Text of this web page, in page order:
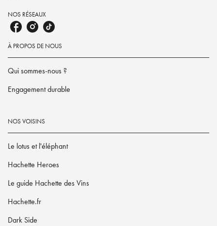
NOS RÉSEAUX
À PROPOS DE NOUS
Qui sommes-nous ?
Engagement durable
NOS VOISINS
Le lotus et l'éléphant
Hachette Heroes
Le guide Hachette des Vins
Hachette.fr
Dark Side